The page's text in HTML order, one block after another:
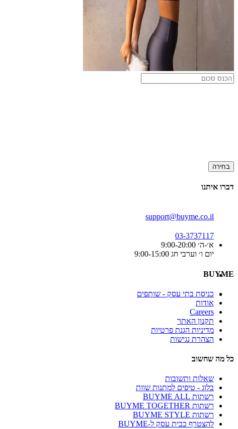
בחירה
דברו איתנו
support@buyme.co.il
03-3737117
א׳-ה׳ 9:00-20:00
יום ו׳ וערבי חג 9:00-15:00
BUYME
כניסת בתי עסק - שותפים
אודות
Careers
תקנון האתר
מדיניות הגנת פרטיות
הצהרת נגישות
כל מה שחשוב
שאלות ותשובות
בלוג - טיפים למתנות שוות
רשתות BUYME ALL
רשתות BUYME TOGETHER
רשתות BUYME STYLE
להצטרף כבית עסק ל-BUYME